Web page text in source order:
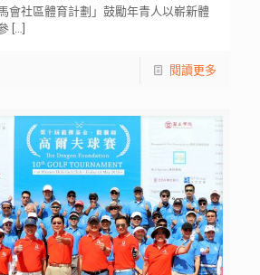
會社區體育計劃」鼓勵年青人以嶄新體
[…]
閱讀更多